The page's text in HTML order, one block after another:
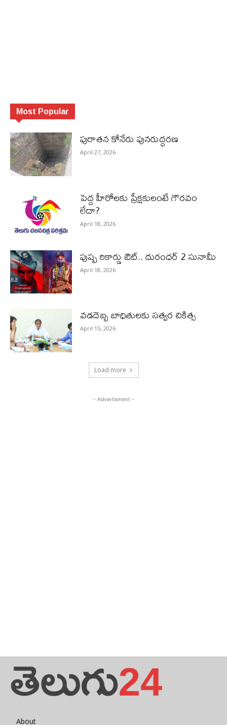
Most Popular
పురాత‌న కోనేరు పున‌రుద్ధ‌ర‌ణ
April 27, 2026
పెద్ద హీరోల‌కు ప్రేక్ష‌కులంటే గౌర‌వం
లేదా?
April 18, 2026
పుష్ప రికార్డు ఔట్‌.. దురంధ‌ర్ 2 సునామీ
April 18, 2026
వడదెబ్బ బాధితులకు సత్వర చికిత్స
April 15, 2026
Load more
- Advertisment -
About